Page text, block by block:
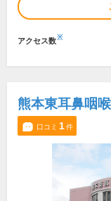
アクセス数※
熊本東耳鼻咽
口コミ 1件